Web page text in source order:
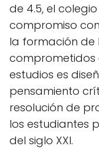
de 4.5, el
compromiso
la formación de
comprometidos
estudios es
pensamiento
resolución de
los estudiantes
del siglo XXI.